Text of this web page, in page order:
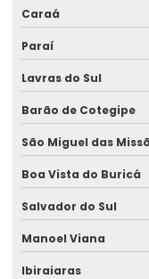
Caraá
Paraí
Lavras do Sul
Barão de Cotegipe
São Miguel das
Boa Vista do Buricá
Salvador do Sul
Manoel Viana
Ibiraiaras